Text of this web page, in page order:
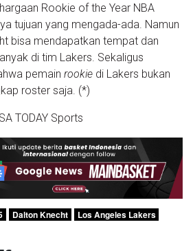
Rookie of the Year NBA
tujuan yang mengada-ada. Namun
bisa mendapatkan tempat dan
di tim Lakers. Sekaligus
pemain rookie di Lakers bukan
roster saja. (*)
TODAY Sports
Dalton Knecht
Los Angeles Lakers